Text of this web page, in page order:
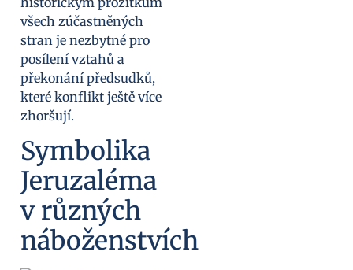
všech zúčastněných
stran je nezbytné pro
posílení vztahů a
překonání předsudků,
které konflikt ještě více
zhoršují.
Symbolika
Jeruzaléma
v různých
náboženstvích